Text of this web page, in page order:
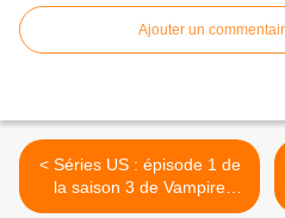
Ajouter un
< Séries US : épisode 1 de
la saison 3 de Vampire
Diaries (VOD).